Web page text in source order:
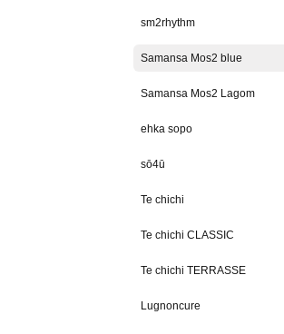
sm2rhythm
Samansa Mos2 blue
Samansa Mos2 Lagom
ehka sopo
sō4ū
Te chichi
Te chichi CLASSIC
Te chichi TERRASSE
Lugnoncure